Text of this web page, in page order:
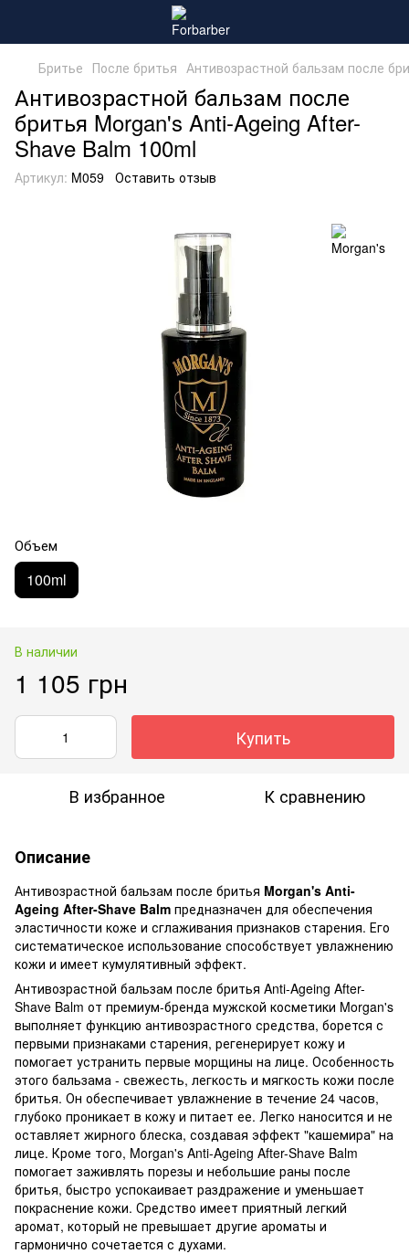
Бритье После бритья Антивозрастной бальзам после
Антивозрастной бальзам после
бритья Morgan's Anti-Ageing After-
Shave Balm 100ml
Артикул: M059 Оставить отзыв
Объем
100ml
В наличии
1 105 грн
Купить
В избранное К сравнению
Описание
Антивозрастной бальзам после бритья Morgan's Anti-
Ageing After-Shave Balm предназначен для обеспечения
эластичности коже и сглаживания признаков старения. Его
систематическое использование способствует увлажнению
кожи и имеет кумулятивный эффект.
Антивозрастной бальзам после бритья Anti-Ageing After-
Shave Balm от премиум-бренда мужской косметики Morgan's
выполняет функцию антивозрастного средства, борется с
первыми признаками старения, регенерирует кожу и
помогает устранить первые морщины на лице. Особенность
этого бальзама - свежесть, легкость и мягкость кожи после
бритья. Он обеспечивает увлажнение в течение 24 часов,
глубоко проникает в кожу и питает ее. Легко наносится и не
оставляет жирного блеска, создавая эффект "кашемира" на
лице. Кроме того, Morgan's Anti-Ageing After-Shave Balm
помогает заживлять порезы и небольшие раны после
бритья, быстро успокаивает раздражение и уменьшает
покраснение кожи. Средство имеет приятный легкий
аромат, который не превышает другие ароматы и
гармонично сочетается с духами.